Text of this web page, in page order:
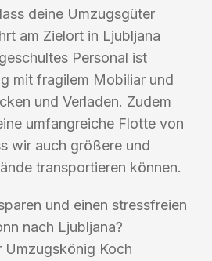
deine Umzugsgüter
am Zielort in Ljubljana
Personal ist
mit fragilem Mobiliar und
und Verladen. Zudem
umfangreiche Flotte von
wir auch größere und
transportieren können.
und einen stressfreien
nach Ljubljana?
Umzugskönig Koch